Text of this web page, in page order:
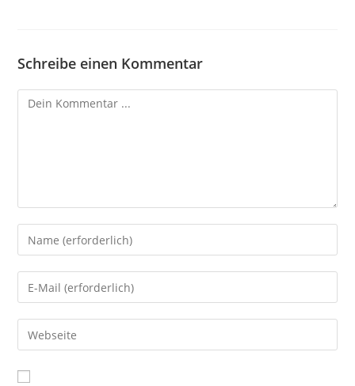
Schreibe einen Kommentar
Kommentieren
Gib
deinen
Namen
oder
zum
Kommentieren
ein
Gib
deine
E-
Mail-
zum
Gib
deine
Website-